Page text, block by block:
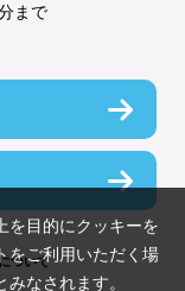
まで
ついて
を目的にクッキーを
をご利用いただく場
なされます。